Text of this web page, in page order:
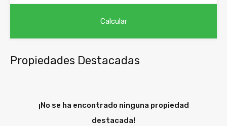
Propiedades Destacadas
¡No se ha encontrado ninguna propiedad
destacada!